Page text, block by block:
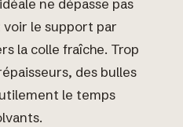
ne dépasse pas
voir le support par
la colle fraîche. Trop
des bulles
le temps